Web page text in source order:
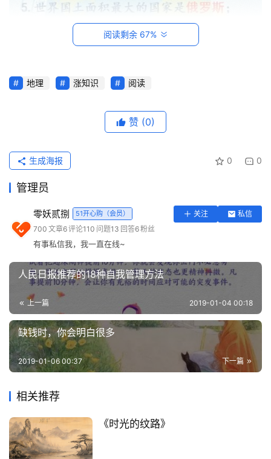
首
日
一
读
用
具
专
区
常
网
址
登录 注册
阅读剩余 67%
地理 涨知识 阅读
赞 (0)
0 0
生成海报
管理员
零妖贰捌 51开心购（会员） 关注
私信
700 文章6评论110 问题13 回答6粉丝
有事私信我，我一直在线~
人民日报推荐的18种自我管理方法
上一篇 2019-01-04 00:18
缺钱时，你会明白很多
下一篇
2019-01-06 00:37
相关推荐
《时光的纹路》